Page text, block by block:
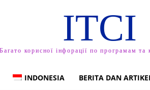
ITCI
Багато корисної інфорації по програмам та
INDONESIA BERITA DAN